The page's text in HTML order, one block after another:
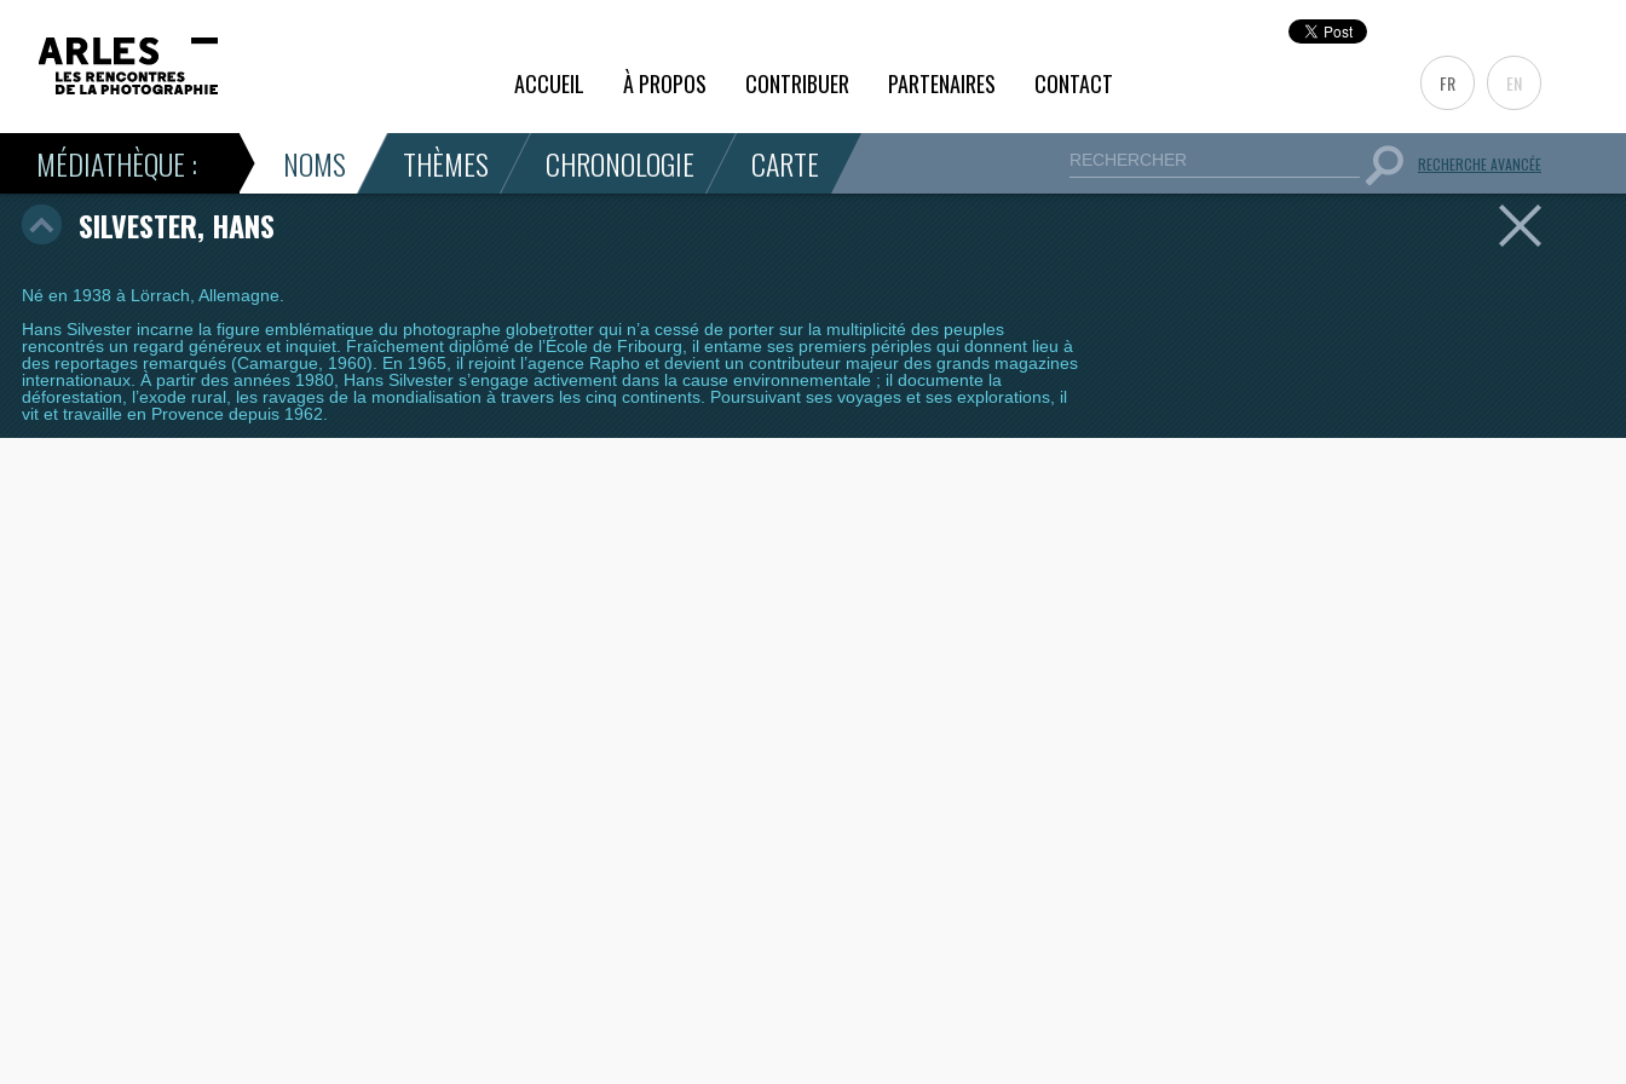
FR EN
ACCUEIL À PROPOS CONTRIBUER PARTENAIRES CONTACT
MÉDIATHÈQUE : NOMS THÈMES CHRONOLOGIE CARTE RECHERCHE AVANCÉE
SILVESTER, HANS
Né en 1938 à Lörrach, Allemagne.
Hans Silvester incarne la figure emblématique du photographe globetrotter qui n’a cessé de porter sur la multiplicité des peuples
rencontrés un regard généreux et inquiet. Fraîchement diplômé de l’École de Fribourg, il entame ses premiers périples qui donnent lieu à
des reportages remarqués (Camargue, 1960). En 1965, il rejoint l’agence Rapho et devient un contributeur majeur des grands magazines
internationaux. À partir des années 1980, Hans Silvester s’engage activement dans la cause environnementale ; il documente la
déforestation, l’exode rural, les ravages de la mondialisation à travers les cinq continents. Poursuivant ses voyages et ses explorations, il
vit et travaille en Provence depuis 1962.